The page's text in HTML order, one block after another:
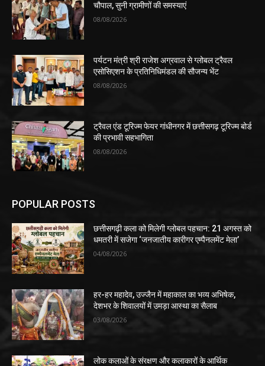
चौपाल, सुनी ग्रामीणों की समस्याएं
08/08/2026
पर्यटन मंत्री श्री राजेश अग्रवाल से ग्लोबल ट्रैवल
एसोसिएशन के प्रतिनिधिमंडल की सौजन्य भेंट
08/08/2026
ट्रैवल एंड टूरिज्म फेयर गांधीनगर में छत्तीसगढ़ टूरिज्म बोर्ड
की प्रभावी सहभागिता
08/08/2026
POPULAR POSTS
​छत्तीसगढ़ी कला को मिलेगी ग्लोबल पहचान: 21 अगस्त को
धमतरी में सजेगा ‘जनजातीय कारीगर एम्पैनलमेंट मेला’
04/08/2026
हर-हर महादेव, उज्जैन में महाकाल का भव्य अभिषेक,
देशभर के शिवालयों में उमड़ा आस्था का सैलाब
03/08/2026
लोक कलाओं के संरक्षण और कलाकारों के आर्थिक